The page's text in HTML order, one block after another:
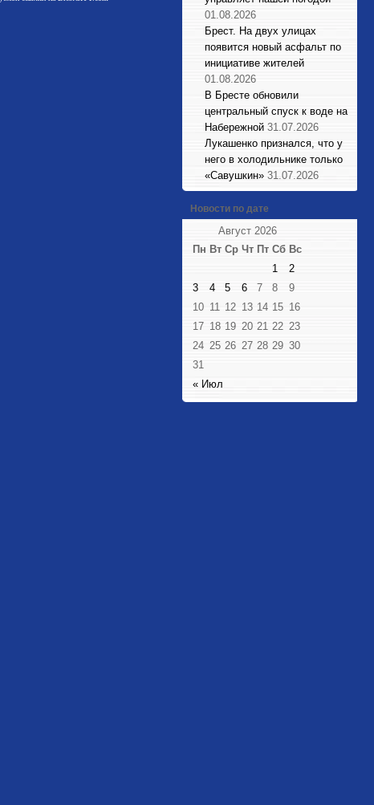
01.08.2026
Брест. На двух улицах
появится новый асфальт по
инициативе жителей
01.08.2026
В Бресте обновили
центральный спуск к воде на
Набережной 31.07.2026
Лукашенко признался, что у
него в холодильнике только
«Савушкин» 31.07.2026
Новости по дате
Август 2026
Пн Вт Ср Чт Пт Сб Вс
« Июл
1
2
3
4 5 6 7 8
9
10 11 12 13 14 15 16
17 18 19 20 21 22 23
24 25 26 27 28 29 30
31